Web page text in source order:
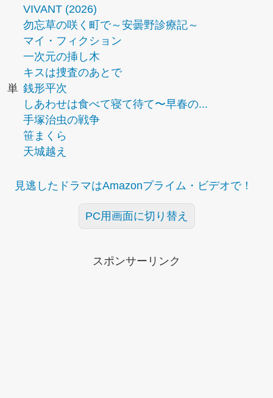
VIVANT (2026)
勿忘草の咲く町で～安曇野診療記～
マイ・フィクション
一次元の挿し木
キスは捜査のあとで
単 銭形平次
しあわせは食べて寝て待て〜早春の...
手塚治虫の戦争
笹まくら
天城越え
見逃したドラマはAmazonプライム・ビデオで！
PC用画面に切り替え
スポンサーリンク